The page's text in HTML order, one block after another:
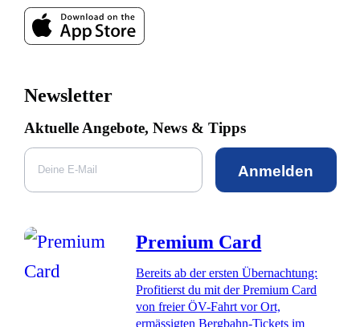
Newsletter
Aktuelle Angebote, News & Tipps
Anmelden
Premium Card
Bereits ab der ersten Übernachtung:
Profitierst du mit der Premium Card
von freier ÖV-Fahrt vor Ort,
ermässigten Bergbahn-Tickets im